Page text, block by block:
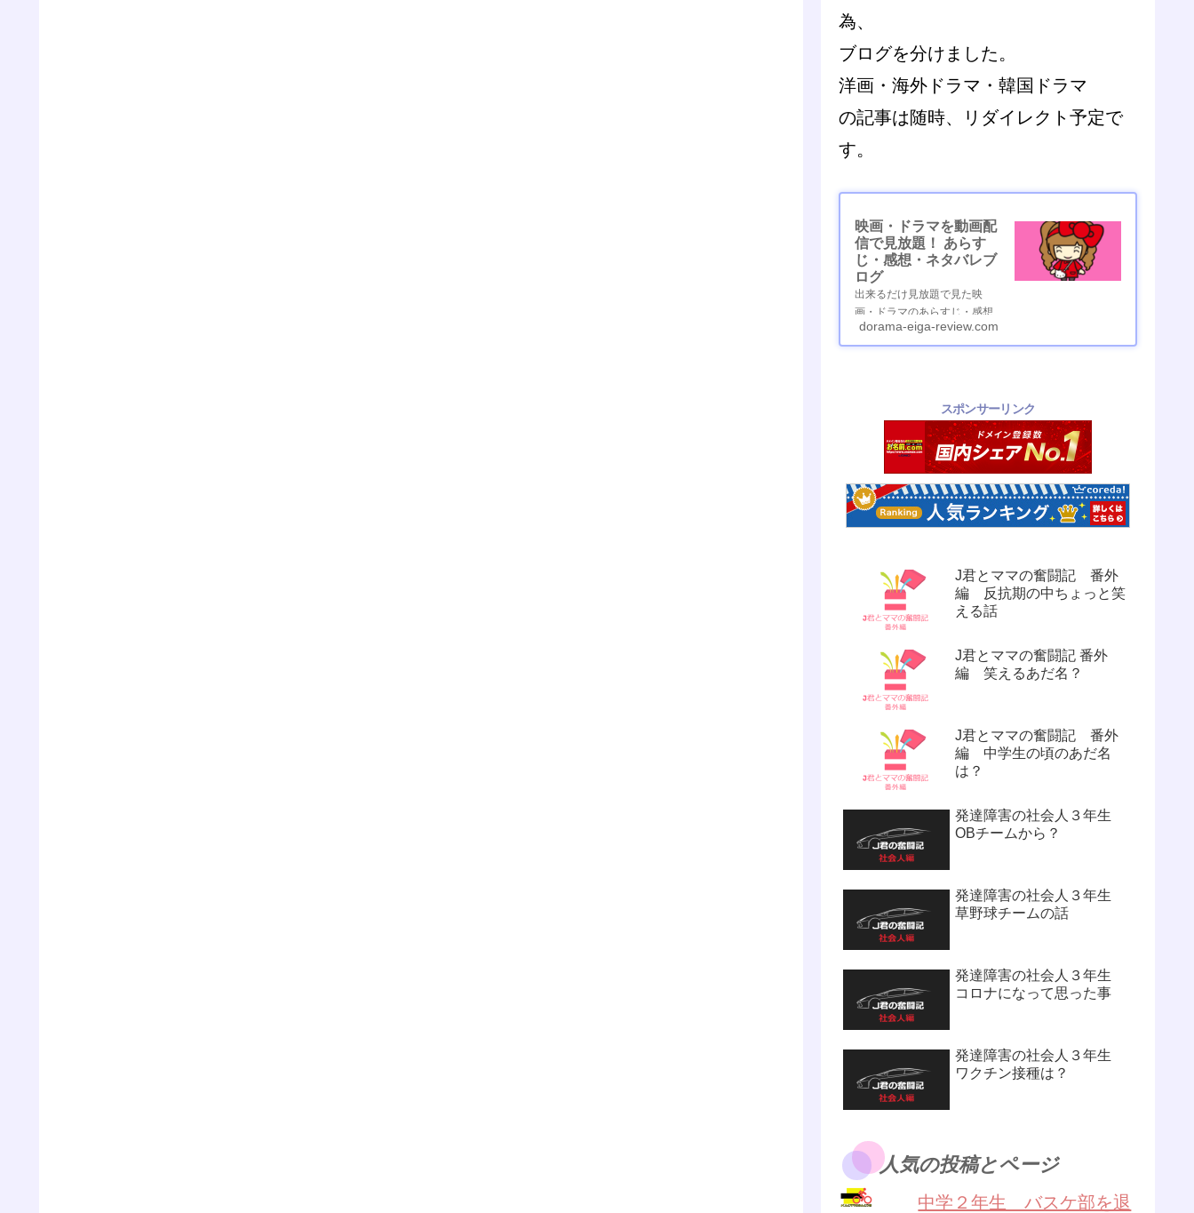
為、
ブログを分けました。
洋画・海外ドラマ・韓国ドラマ
の記事は随時、リダイレクト予定で
す。
映画・ドラマを動画配
信で見放題！ あらす
じ・感想・ネタバレブ
ログ
出来るだけ見放題で見た映
画・ドラマのあらすじ・感想
dorama-eiga-review.com
スポンサーリンク
J君とママの奮闘記 番外
編 反抗期の中ちょっと笑
える話
J君とママの奮闘記 番外
編 笑えるあだ名？
J君とママの奮闘記 番外
編 中学生の頃のあだ名
は？
発達障害の社会人３年生
OBチームから？
発達障害の社会人３年生
草野球チームの話
発達障害の社会人３年生
コロナになって思った事
発達障害の社会人３年生
ワクチン接種は？
人気の投稿とページ
中学２年生 バスケ部を退